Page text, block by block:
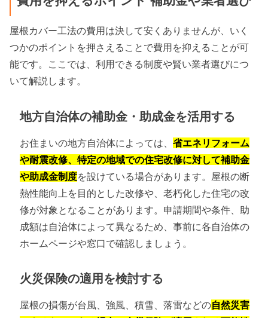
屋根カバー工法の費用は決して安くありませんが、いく
つかのポイントを押さえることで費用を抑えることが可
能です。ここでは、利用できる制度や賢い業者選びにつ
いて解説します。
地方自治体の補助金・助成金を活用する
お住まいの地方自治体によっては、 省エネリフォーム
や耐震改修、特定の地域での住宅改修に対して補助金
や助成金制度を設けている場合があります。屋根の断
熱性能向上を目的とした改修や、老朽化した住宅の改
修が対象となることがあります。申請期間や条件、助
成額は自治体によって異なるため、事前に各自治体の
ホームページや窓口で確認しましょう。
火災保険の適用を検討する
屋根の損傷が台風、強風、積雪、落雷などの自然災害